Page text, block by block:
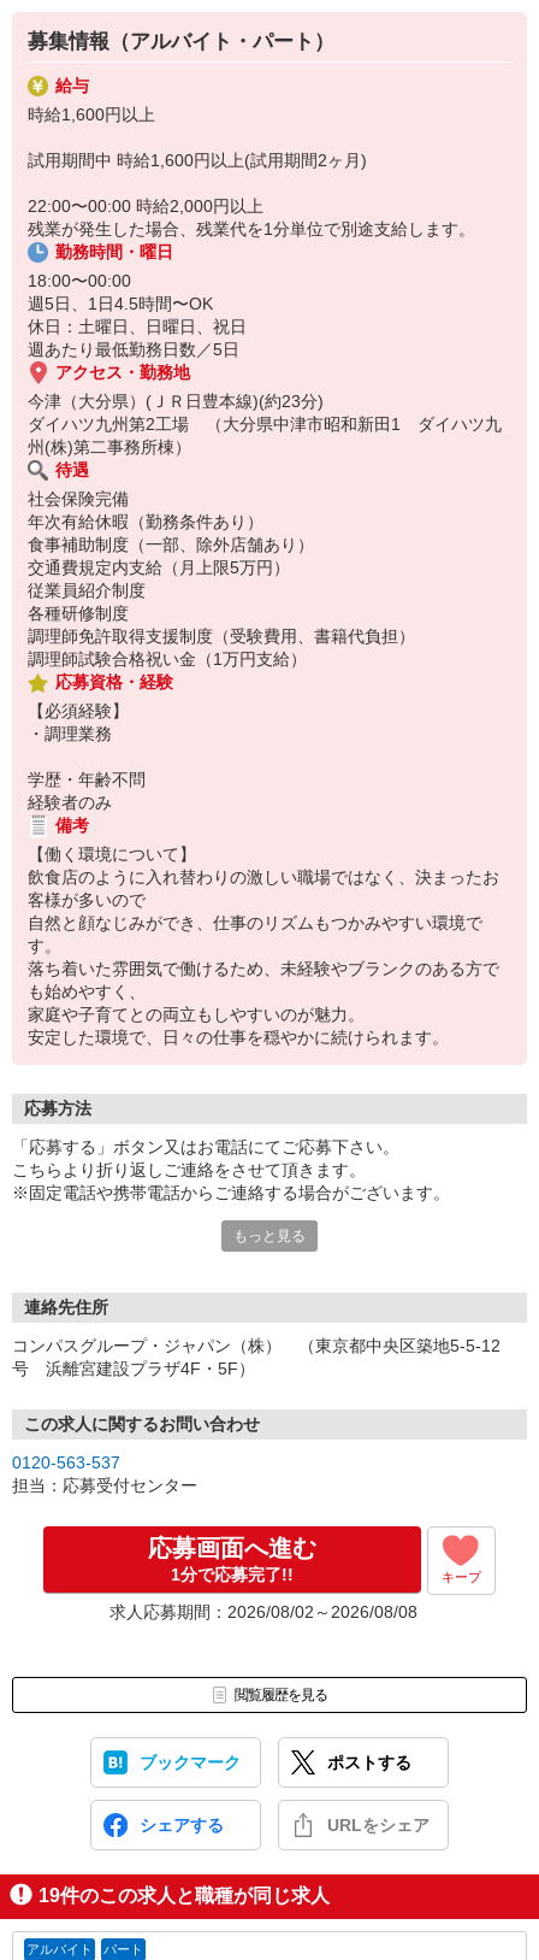
【会社について】
給食受託の外資系大手企業、コンパスグループ・ジャパン。
全国約1,500ヵ所で「コントラクトフードサービス」を展開して
います
「メイン担当」「副菜担当」「盛り付け担当」等、メニューや作業
ごとに
担当が決まっているため、ブランクがある方も安心♪
い慣れている方や、
募集情報（アルバイト・パート）
給与
時給1,600円以上
試用期間中 時給1,600円以上(試用期間2ヶ月)
22:00〜00:00 時給2,000円以上
残業が発生した場合、残業代を1分単位で別途支給します。
勤務時間・曜日
18:00〜00:00
週5日、1日4.5時間〜OK
休日：土曜日、日曜日、祝日
週あたり最低勤務日数／5日
アクセス・勤務地
今津（大分県）(ＪＲ日豊本線)(約23分)
ダイハツ九州第2工場 （大分県中津市昭和新田1 ダイハツ九
州(株)第二事務所棟）
待遇
社会保険完備
年次有給休暇（勤務条件あり）
食事補助制度（一部、除外店舗あり）
交通費規定内支給（月上限5万円）
従業員紹介制度
各種研修制度
調理師免許取得支援制度（受験費用、書籍代負担）
調理師試験合格祝い金（1万円支給）
応募資格・経験
【必須経験】
・調理業務
学歴・年齢不問
経験者のみ
備考
【働く環境について】
飲食店のように入れ替わりの激しい職場ではなく、決まったお
客様が多いので
自然と顔なじみができ、仕事のリズムもつかみやすい環境で
す。
落ち着いた雰囲気で働けるため、未経験やブランクのある方で
も始めやすく、
家庭や子育てとの両立もしやすいのが魅力。
安定した環境で、日々の仕事を穏やかに続けられます。
応募方法
「応募する」ボタン又はお電話にてご応募下さい。
こちらより折り返しご連絡をさせて頂きます。
※固定電話や携帯電話からご連絡する場合がございます。
［2］携帯のショートメッセージ（SMS）に質問フォームをお送り
メッセージに従ってご質問にご回答頂き、ご都合の良い面接日
程をご選択ください♪
連絡させて頂きます。
↓
［3］面接実施。履歴書（写真貼付）をお持ちください。
面接では仕事内容や職場についてなど、気になることやご希望は
［4］ 採用決定のご連絡。勤務開始日もお気軽にご相談ください。
【電話受付】
もっと見る
連絡先住所
コンパスグループ・ジャパン（株） （東京都中央区築地5-5-12
号 浜離宮建設プラザ4F・5F）
この求人に関するお問い合わせ
0120-563-537
担当：応募受付センター
応募画面へ進む
1分で応募完了!! キープ
求人応募期間：2026/08/02～2026/08/08
閲覧履歴を見る
ブックマーク ポストする
シェアする URLをシェア
19件のこの求人と職種が同じ求人
アルバイト パート